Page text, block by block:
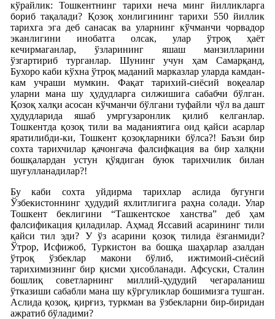
кўрайлик: Тошкентнинг тарихи неча минг йилликларга
бориб тақалади? Қозоқ хонлигининг тарихи 550 йиллик
тарихга эга деб санасак ва уларнинг кўчманчи чорвадор
эканлигини инобатга олсак, улар ўтроқ ҳаёт
кечирмаганлар, ўзларининг яшаш манзилларини
ўзгартириб турганлар. Шунинг учун ҳам Самарқанд,
Бухоро каби кўхна ўтроқ маданий марказлар уларда камдан-
кам учраши мумкин. Фақат тарихий-сиёсий воқеалар
уларни мана шу ҳудудларга силжишига сабабчи бўлган.
Қозоқ халқи асосан кўчманчи бўлгани туфайли чўл ва дашт
ҳудудларида яшаб умргузаронлик қилиб келганлар.
Тошкентда қозоқ тили ва маданиятига оид қайси асарлар
яратилибди-ки, Тошкент қозоқларники бўлса?! Баъзи бир
сохта тарихчилар қачонгача фалсифкация ва бир халқни
бошқалардан устун қўядиган буюк тарихчилик билан
шуғулланадилар?!
Бу каби сохта уйдирма тарихлар аслида бугунги
Ўзбекистоннинг ҳудудий яхлитлигига раҳна солади. Улар
Тошкент беклигини “Ташкентское ханства” деб ҳам
фалсификация қиладилар. Аҳмад Яссавий асарининг тили
қайси тил эди? У ўз асарини қозоқ тилида ёзганмиди?
Ўтрор, Исфижоб, Туркистон ва бошқа шаҳарлар азалдан
ўтроқ ўзбеклар макони бўлиб, ижтимоий-сиёсий
тарихимизнинг бир қисми ҳисобланади. Афсуски, Сталин
бошлиқ советларнинг миллий-ҳудудий чегараланиш
ўтказиши сабабли мана шу кўргуликлар бошимизга тушган.
Аслида қозоқ, қирғиз, туркман ва ўзбекларни бир-биридан
ажратиб бўладими?